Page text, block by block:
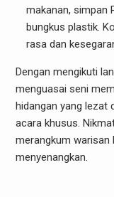
makanan, simpan
bungkus plastik.
rasa dan
Dengan mengikuti
menguasai seni
hidangan yang lezat
acara khusus.
merangkum warisan
menyenangkan.